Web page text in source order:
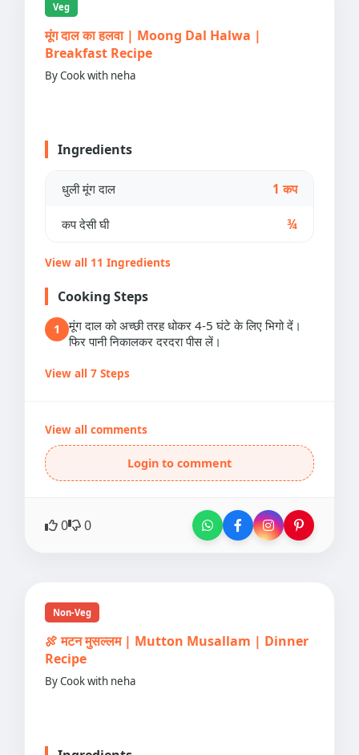
Veg
मूंग दाल का हलवा | Moong Dal Halwa |
Breakfast Recipe
By Cook with neha
Ingredients
धुली मूंग दाल 1 कप
कप देसी घी ¾
View all 11 Ingredients
Cooking Steps
1
मूंग दाल को अच्छी तरह धोकर 4-5 घंटे के लिए भिगो दें।
फिर पानी निकालकर दरदरा पीस लें।
View all 7 Steps
View all comments
Login to comment
0 0
Non-Veg
🍖 मटन मुसल्लम | Mutton Musallam | Dinner
Recipe
By Cook with neha